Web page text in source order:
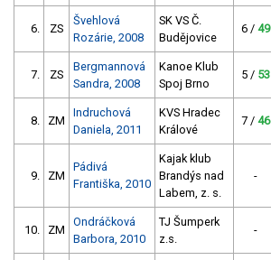
6. ZS
Švehlová
Rozárie, 2008
SK VS Č.
Budějovice
6 / 49
7. ZS
Bergmannová
Sandra, 2008
Kanoe Klub
Spoj Brno
5 / 53
8. ZM
Indruchová
Daniela, 2011
KVS Hradec
Králové
7 / 46
9. ZM
Pádivá
Františka, 2010
Kajak klub
Brandýs nad
Labem, z. s.
-
10. ZM
Ondráčková
Barbora, 2010
TJ Šumperk
z.s.
-